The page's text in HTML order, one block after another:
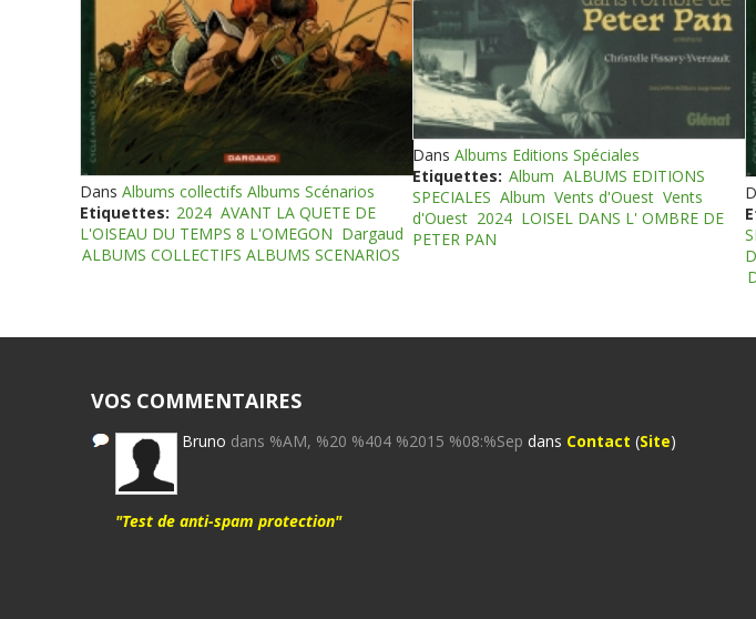
Dans Albums collectifs Albums Scénarios
Etiquettes: 2024 AVANT LA QUETE DE
L'OISEAU DU TEMPS 8 L'OMEGON Dargaud
ALBUMS COLLECTIFS ALBUMS SCENARIOS
Dans Albums Editions Spéciales
Etiquettes: Album ALBUMS EDITIONS
SPECIALES Album Vents d'Ouest Vents
d'Ouest 2024 LOISEL DANS L' OMBRE DE
PETER PAN
VOS COMMENTAIRES
Bruno dans %AM, %20 %404 %2015 %08:%Sep dans Contact (Site)
"Test de anti-spam protection"